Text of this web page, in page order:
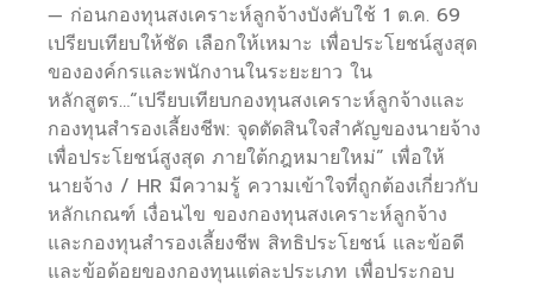
— ก่อนกองทุนสงเคราะห์ลูกจ้างบังคับใช้ 1 ต.ค. 69
เปรียบเทียบให้ชัด เลือกให้เหมาะ เพื่อประโยชน์สูงสุด
ขององค์กรและพนักงานในระยะยาว ใน
หลักสูตร…“เปรียบเทียบกองทุนสงเคราะห์ลูกจ้างและ
กองทุนสำรองเลี้ยงชีพ: จุดตัดสินใจสำคัญของนายจ้าง
เพื่อประโยชน์สูงสุด ภายใต้กฎหมายใหม่” เพื่อให้
นายจ้าง / HR มีความรู้ ความเข้าใจที่ถูกต้องเกี่ยวกับ
หลักเกณฑ์ เงื่อนไข ของกองทุนสงเคราะห์ลูกจ้าง
และกองทุนสำรองเลี้ยงชีพ สิทธิประโยชน์ และข้อดี
และข้อด้อยของกองทุนแต่ละประเภท เพื่อประกอบ